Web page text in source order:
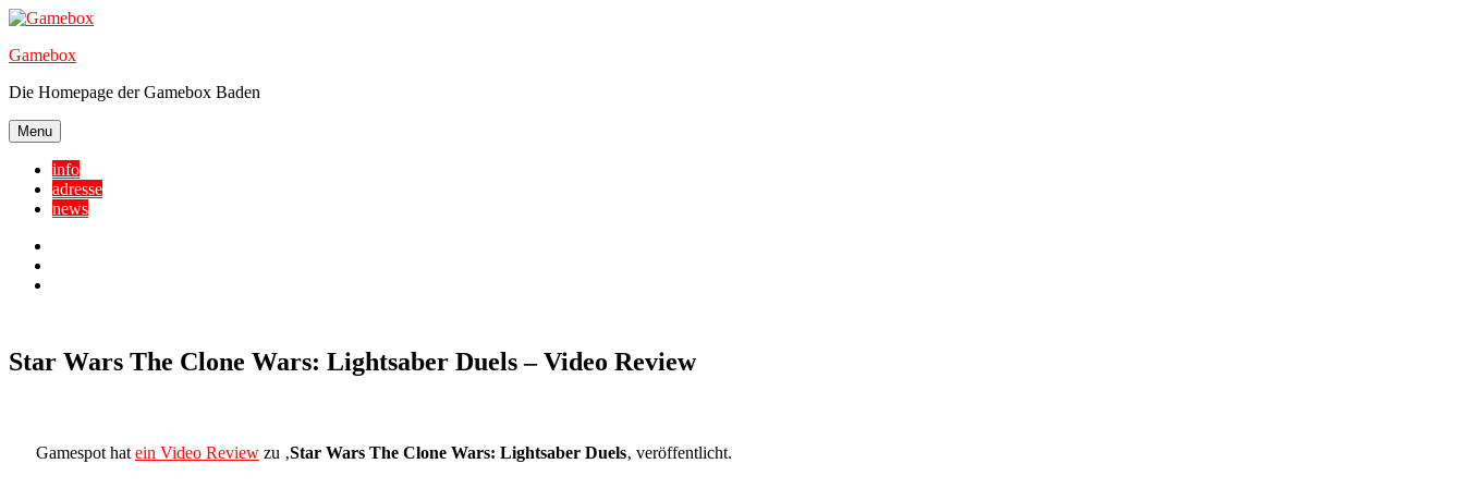
Skip
content
Gamebox
Die Homepage der Gamebox Baden
Menu
info
adresse
news
Star Wars The Clone Wars: Lightsaber Duels – Video Review
Gamespot hat ein Video Review zu ‚Star Wars The Clone Wars: Lightsaber Duels‚ veröffentlicht.